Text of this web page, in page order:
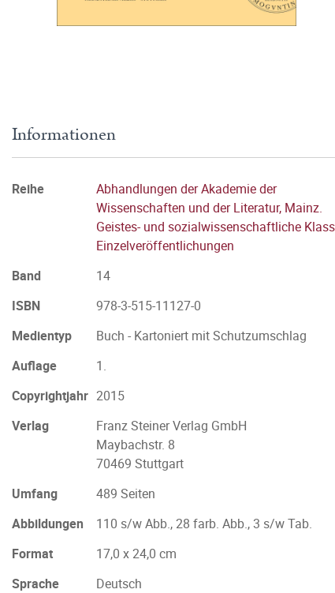
Informationen
Reihe
Abhandlungen der Akademie der
Wissenschaften und der Literatur, Mainz.
Geistes- und sozialwissenschaftliche
Einzelveröffentlichungen
Band
14
ISBN
978-3-515-11127-0
Medientyp
Buch - Kartoniert mit Schutzumschlag
Auflage
1.
Copyrightjahr 2015
Verlag
Franz Steiner Verlag GmbH
Maybachstr. 8
70469 Stuttgart
Umfang
489 Seiten
Abbildungen
110 s/w Abb., 28 farb. Abb., 3 s/w Tab.
Format
17,0 x 24,0 cm
Sprache
Deutsch